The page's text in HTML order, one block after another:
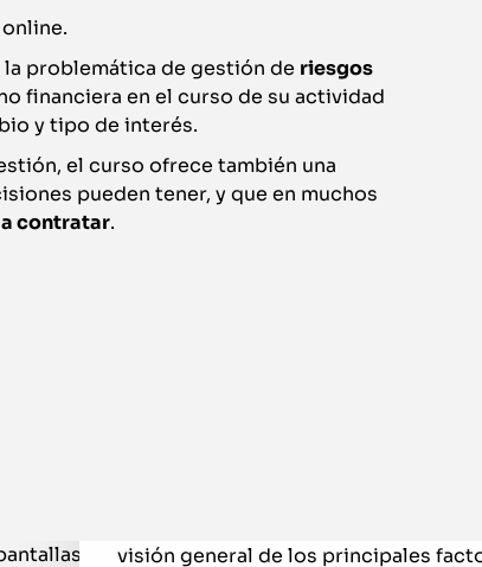
problemática de gestión de riesgos
financiera en el curso de su actividad
y tipo de interés.
el curso ofrece también una
pueden tener, y que en muchos
contratar.
visión general de los principales